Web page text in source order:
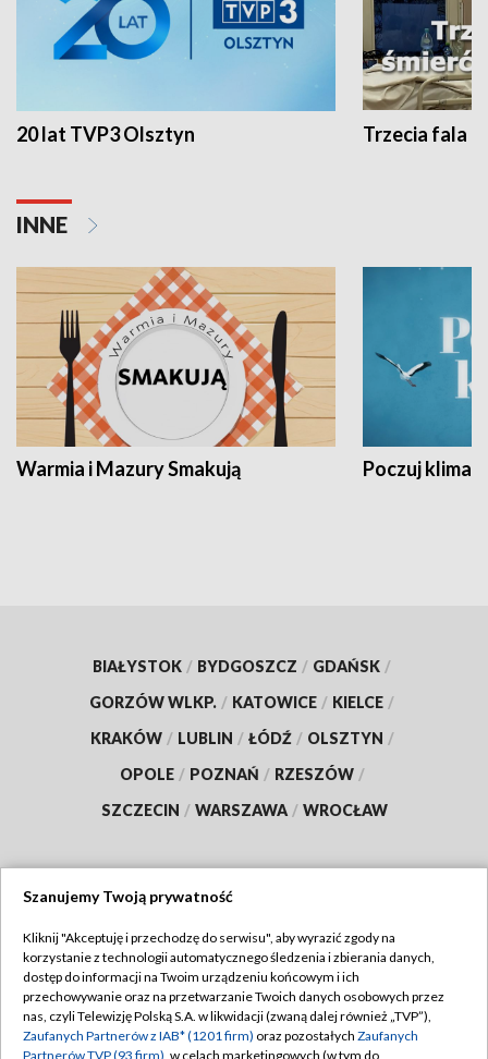
20 lat TVP3 Olsztyn Trzecia fala -
INNE
Warmia i Mazury Smakują Poczuj klimat
BIAŁYSTOK / BYDGOSZCZ / GDAŃSK /
GORZÓW WLKP. / KATOWICE / KIELCE /
KRAKÓW / LUBLIN / ŁÓDŹ / OLSZTYN /
OPOLE / POZNAŃ / RZESZÓW /
SZCZECIN / WARSZAWA / WROCŁAW
TVP
Abonament TVP
Emisja w TVP
Regulamin TVP
Polityka prywatności
Szanujemy Twoją prywatność
Kliknij "Akceptuję i przechodzę do serwisu", aby wyrazić zgody na
korzystanie z technologii automatycznego śledzenia i zbierania danych,
dostęp do informacji na Twoim urządzeniu końcowym i ich
przechowywanie oraz na przetwarzanie Twoich danych osobowych przez
nas, czyli Telewizję Polską S.A. w likwidacji (zwaną dalej również „TVP”),
Zaufanych Partnerów z IAB* (1201 firm) oraz pozostałych Zaufanych
Partnerów TVP (93 firm) , w celach marketingowych (w tym do